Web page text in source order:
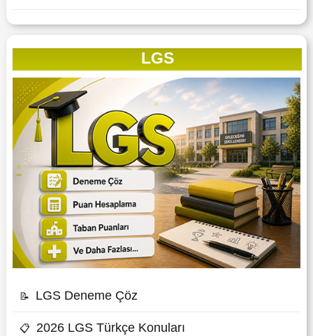
LGS
📝 LGS Deneme Çöz
📋 2026 LGS Türkçe Konuları